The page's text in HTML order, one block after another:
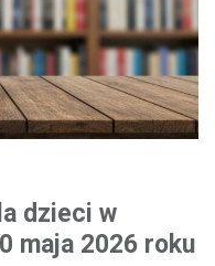
dzieci w
maja 2026 roku